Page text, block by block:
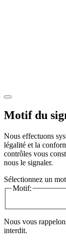
Motif du
Nous effectuons
légalité et la
contrôles vous
nous le signaler.
Sélectionnez un
Motif:
Nous vous
interdit.